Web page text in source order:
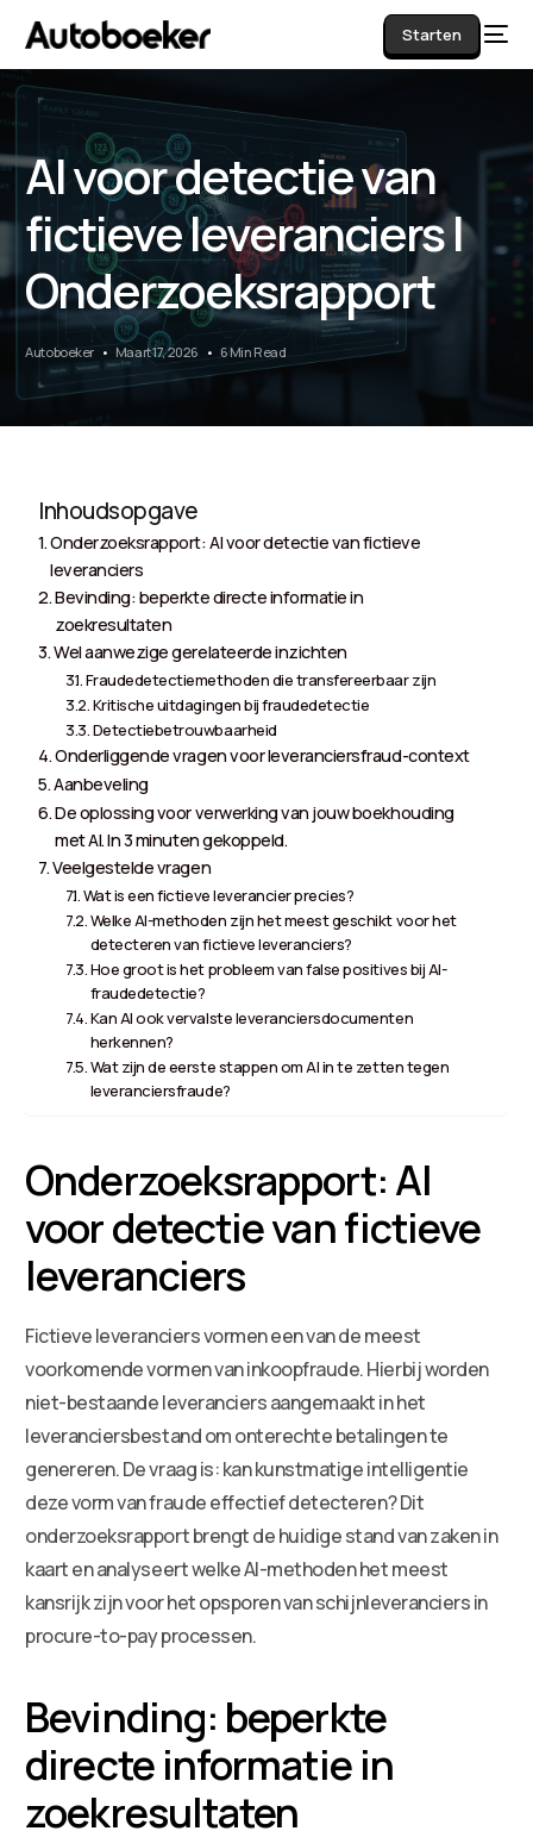
Starten
AI voor detectie van
fictieve leveranciers |
Onderzoeksrapport
Autoboeker Maart 17, 2026 6 Min Read
Inhoudsopgave
Onderzoeksrapport: AI voor detectie van fictieve
leveranciers
Bevinding: beperkte directe informatie in
zoekresultaten
Wel aanwezige gerelateerde inzichten
Fraudedetectiemethoden die transfereerbaar zijn
Kritische uitdagingen bij fraudedetectie
Detectiebetrouwbaarheid
Onderliggende vragen voor leveranciersfraud-context
Aanbeveling
De oplossing voor verwerking van jouw boekhouding
met AI. In 3 minuten gekoppeld.
Veelgestelde vragen
Wat is een fictieve leverancier precies?
Welke AI-methoden zijn het meest geschikt voor het
detecteren van fictieve leveranciers?
Hoe groot is het probleem van false positives bij AI-
fraudedetectie?
Kan AI ook vervalste leveranciersdocumenten
herkennen?
Wat zijn de eerste stappen om AI in te zetten tegen
leveranciersfraude?
Onderzoeksrapport: AI
voor detectie van fictieve
leveranciers
Fictieve leveranciers vormen een van de meest
voorkomende vormen van inkoopfraude. Hierbij worden
niet-bestaande leveranciers aangemaakt in het
leveranciersbestand om onterechte betalingen te
genereren. De vraag is: kan kunstmatige intelligentie
deze vorm van fraude effectief detecteren? Dit
onderzoeksrapport brengt de huidige stand van zaken in
kaart en analyseert welke AI-methoden het meest
kansrijk zijn voor het opsporen van schijnleveranciers in
procure-to-pay processen.
Bevinding: beperkte
directe informatie in
zoekresultaten
AI